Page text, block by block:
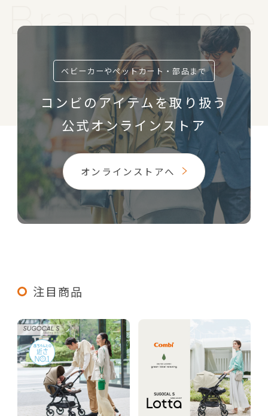
ベビーカーやペットカート・部品まで
コンビのアイテムを取り扱う
公式オンラインストア
オンラインストアへ
注目商品